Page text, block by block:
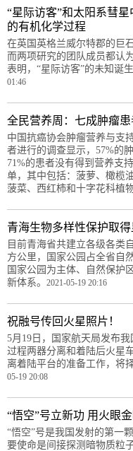
“星际访客”和太阳系彗
的有机化学过程
在英国英格兰威尔特郡的巨
而两项研究的团队成员都认
表明，“星际访客”的未知诞
01:46
全民营养周：七成肿瘤
中国抗癌协会肿瘤营养与支
者进行的调查显示，57%的
71%的患者没有得到营养支
单，其中包括：菠萝、橄榄
菠菜、西红柿和十字花科植物
青海生物多样性保护取
目前青海省共建立各级各类
方公里，国家公园占全省自
国家公园为主体、自然保护
新体系。 2021-05-19 20:16
祝融号传回火星照片！
5月19日，国家航天局发布
过程两器分离和着陆后火星
离着陆平台的准备工作，将
05-19 20:08
“悟空”号立新功 用火眼
“悟空”号是我国发射的第一
要使命是间接探测暗物质粒